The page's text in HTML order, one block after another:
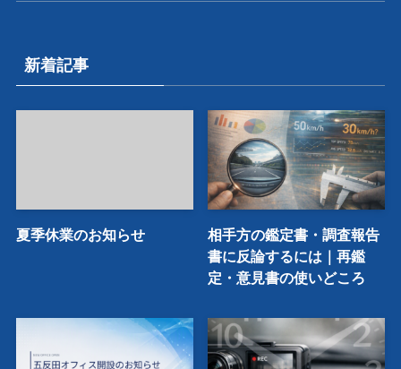
新着記事
夏季休業のお知らせ
相手方の鑑定書・調査報告
書に反論するには｜再鑑
定・意見書の使いどころ